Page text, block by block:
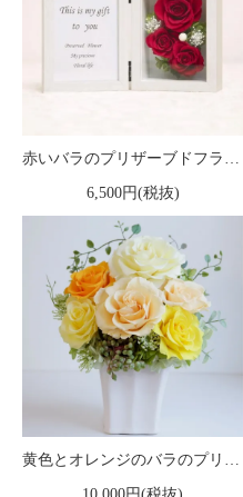
赤いバラのプリザーブドフラワーの写真立て（フォトフレーム） M
6,500円(税抜)
黄色とオレンジのバラのプリザーブドフラワーアレンジ 「シャーロット」イエロー